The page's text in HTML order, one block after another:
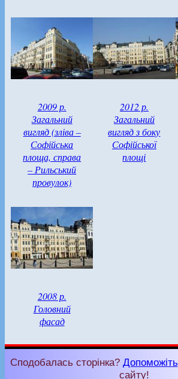
2009 р.
Загальний
вигляд (зліва –
Софійська
площа, справа
– Рильський
провулок)
2012 р.
Загальний
вигляд з боку
Софійської
площі
2008 р.
Головний
фасад
Сподобалась сторінка? Допоможіть
сайту!